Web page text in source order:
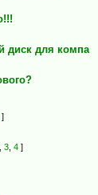
диск для компа
]
3 4 ]